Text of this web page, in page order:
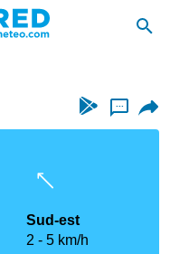
...
Sud-est
2
5 km/h